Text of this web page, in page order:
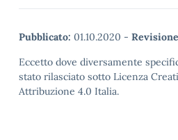
Pubblicato: 01.10.2020 -
Eccetto dove diversamente
stato rilasciato sotto Licenza
Attribuzione 4.0 Italia.